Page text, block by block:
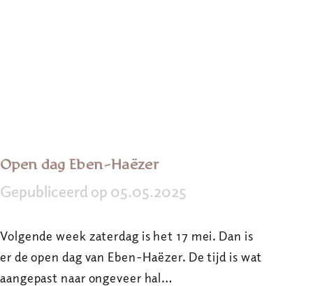
Open dag Eben-Haëzer
Gepubliceerd op 05.05.2025
Volgende week zaterdag is het 17 mei. Dan is
er de open dag van Eben-Haëzer. De tijd is wat
aangepast naar ongeveer hal…